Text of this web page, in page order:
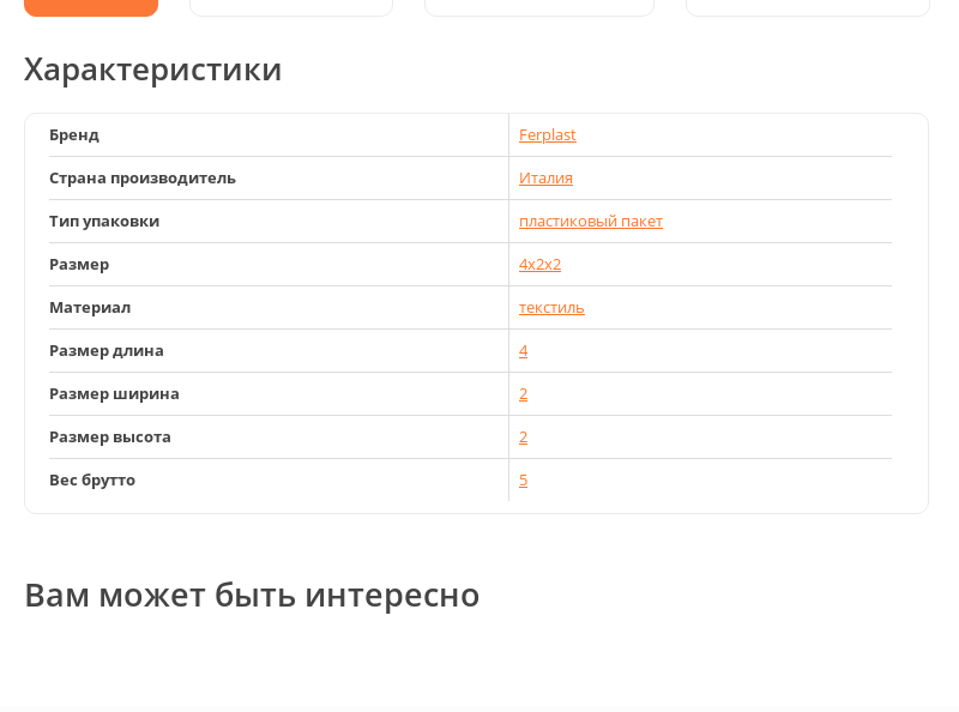
Характеристики
Бренд
Ferplast
Страна производитель
Италия
Тип упаковки
пластиковый пакет
Размер
4x2x2
Материал
текстиль
Размер длина
4
Размер ширина
2
Размер высота
2
Вес брутто
5
Вам может быть интересно